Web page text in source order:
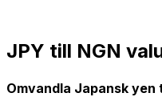
JPY till NGN
Omvandla Japansk yen